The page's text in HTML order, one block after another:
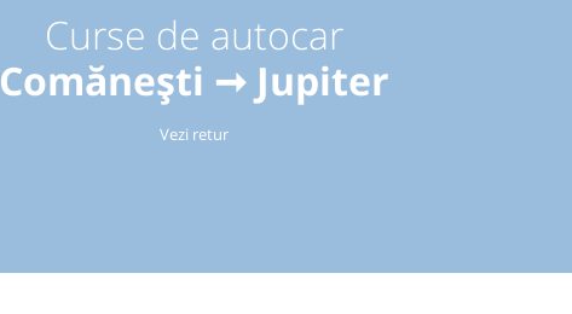
Curse de autocar
Comănești ➞ Jupiter
Vezi retur